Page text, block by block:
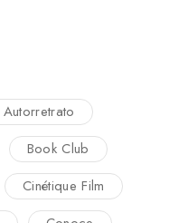
Autorretrato
Book Club
Cinétique Film